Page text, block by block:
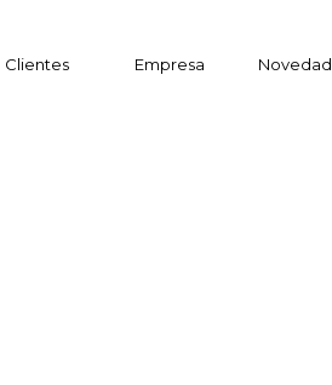
Clientes Empresa